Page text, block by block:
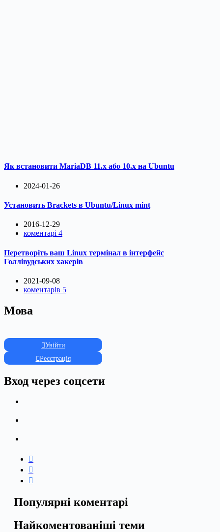
Як встановити MariaDB 11.x або 10.x на Ubuntu
2024-01-26
Установить Brackets в Ubuntu/Linux mint
2016-12-29
коментарі 4
Перетворіть ваш Linux термінал в інтерфейс
Голлівудських хакерів
2021-09-08
коментарів 5
Мова
Увійти
Реєстрація
Вход через соцсети
Популярні коментарі
Найкоментованіші теми